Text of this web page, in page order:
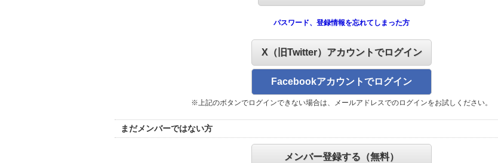
パスワード、登録情報を忘れてしまった方
X（旧Twitter）アカウントでログイン
Facebookアカウントでログイン
※上記のボタンでログインできない場合は、メールアドレスでのログインをお試しください。
まだメンバーではない方
メンバー登録する（無料）